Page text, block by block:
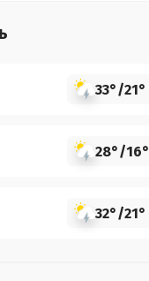
33°/21°
28°/16°
32°/21°